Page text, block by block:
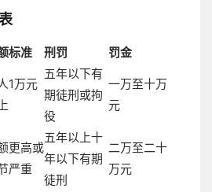
标准 刑罚 罚金
1万元
五年以下有
期徒刑或拘
役
一万至十万
元
更高或
严重
五年以上十
年以下有期
徒刑
二万至二十
万元